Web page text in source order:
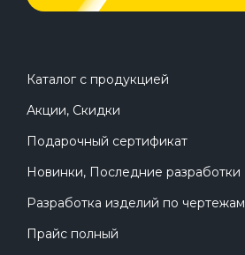
Каталог с продукцией
Акции, Скидки
Подарочный сертификат
Новинки, Последние разработки
Разработка изделий по чертежам
Прайс полный